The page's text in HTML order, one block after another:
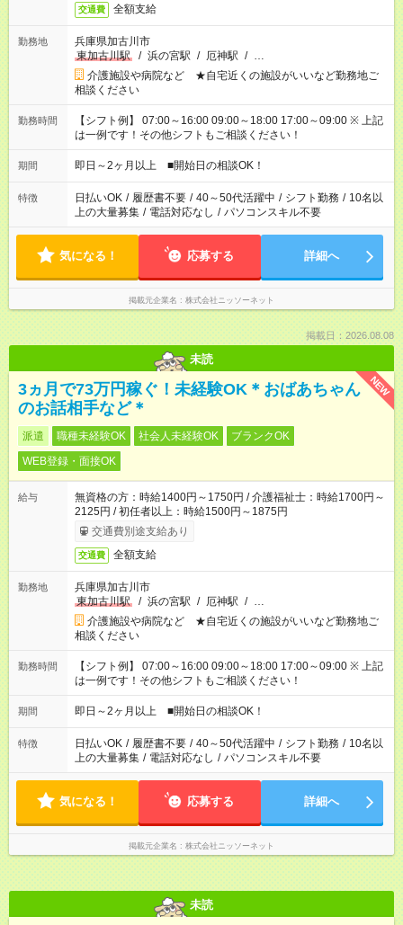
交通費 全額支給
勤務地
兵庫県加古川市
東加古川駅
/ 浜の宮駅 / 厄神駅 / …
介護施設や病院など ★自宅近くの施設がいいなど勤務地ご
相談ください
勤務時間
【シフト例】 07:00～16:00 09:00～18:00 17:00～09:00 ※ 上記
は一例です！その他シフトもご相談ください！
期間 即日～2ヶ月以上 ■開始日の相談OK！
特徴 日払いOK / 履歴書不要 / 40～50代活躍中 / シフト勤務 / 10名以
上の大量募集 / 電話対応なし / パソコンスキル不要
気になる！ 応募する 詳細へ
掲載元企業名 株式会社ニッソーネット
掲載日：2026.08.08
未読
NEW
3ヵ月で73万円稼ぐ！未経験OK＊おばあちゃん
のお話相手など＊
派遣 職種未経験OK 社会人未経験OK
ブランクOK
WEB登録・面接OK
給与
無資格の方：時給1400円～1750円 / 介護福祉士：時給1700円～
2125円 / 初任者以上：時給1500円～1875円
交通費別途支給あり
交通費 全額支給
勤務地
兵庫県加古川市
東加古川駅
/ 浜の宮駅 / 厄神駅 / …
介護施設や病院など ★自宅近くの施設がいいなど勤務地ご
相談ください
勤務時間
【シフト例】 07:00～16:00 09:00～18:00 17:00～09:00 ※ 上記
は一例です！その他シフトもご相談ください！
期間 即日～2ヶ月以上 ■開始日の相談OK！
特徴 日払いOK / 履歴書不要 / 40～50代活躍中 / シフト勤務 / 10名以
上の大量募集 / 電話対応なし / パソコンスキル不要
気になる！ 応募する 詳細へ
掲載元企業名 株式会社ニッソーネット
未読